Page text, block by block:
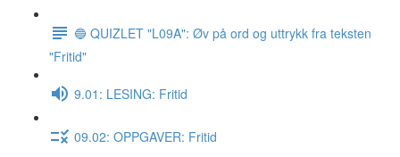
🔵 QUIZLET "L09A": Øv på ord og uttrykk fra teksten
"Fritid"
9.01: LESING: Fritid
09.02: OPPGAVER: Fritid